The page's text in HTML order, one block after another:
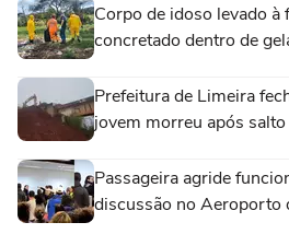
Corpo de idoso levado à
concretado dentro de
Prefeitura de Limeira
jovem morreu após
Passageira agride
discussão no Aeroporto